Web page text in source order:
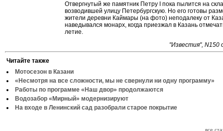
Отвергнутый же памятник Петру I пока пылится на
возводившей улицу Петербургскую. Но его готовы
жители деревни Каймары (на фото) неподалеку от
наведывался монарх, когда приезжал в Казань
летие.
"Известия", N150
Читайте также
Мотосезон в Казани
«Несмотря на все сложности, мы не свернули ни одну программу»
Работы по программе «Наш двор» продолжаются
Водозабор «Мирный» модернизируют
На входе в Ленинский сад разобрали старое покрытие
все